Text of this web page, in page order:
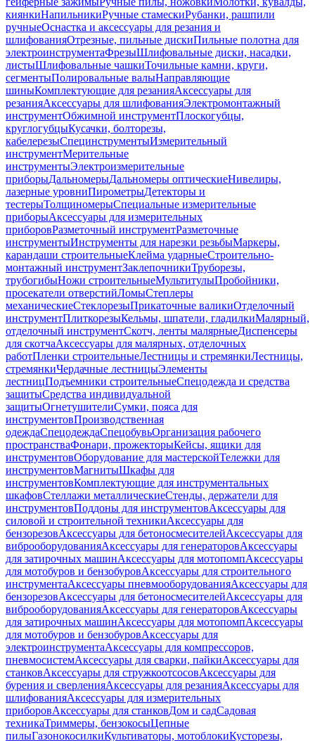
киянкиНапильникиРучные стамескиРубанки, рашпили
ручныеОснастка и аксессуары для резания и
шлифованияОтрезные, пильные дискиПильные полотна для
электроинструментаФрезыШлифовальные диски, насадки,
листыШлифовальные чашкиТочильные камни, круги,
сегментыПолировальные валыНаправляющие
шиныКомплектующие для резанияАксессуары для
резанияАксессуары для шлифованияЭлектромонтажный
инструментОбжимной инструментПлоскогубцы,
круглогубцыКусачки, болторезы,
кабелерезыСпецинструментыИзмерительный
инструментМерительные
инструментыЭлектроизмерительные
приборыДальномерыДальномеры оптическиеНивелиры,
лазерные уровниПирометрыДетекторы и
тестерыТолщиномерыСпециальные измерительные
приборыАксессуары для измерительных
приборовРазметочный инструментРазметочные
инструментыИнструменты для нарезки резьбыМаркеры,
карандаши строительныеКлейма ударныеСтроительно-
монтажный инструментЗаклепочникиТруборезы,
трубогибыНожи строительныеМультитулыПробойники,
просекатели отверстийЛомыСтеплеры
механическиеСтеклорезыПрикаточные валикиОтделочный
инструментПлиткорезыКельмы, шпатели, гладилкиМалярный,
отделочный инструментСкотч, ленты малярныеДиспенсеры
для скотчаАксессуары для малярных, отделочных
работПленки строительныеЛестницы и стремянкиЛестницы,
стремянкиЧердачные лестницыЭлементы
лестницПодъемники строительныеСпецодежда и средства
защитыСредства индивидуальной
защитыОгнетушителиСумки, пояса для
инструментовПроизводственная
одеждаСпецодеждаСпецобувьОрганизация рабочего
пространстваФонари, прожекторыКейсы, ящики для
инструментовОборудование для мастерскойТележки для
инструментовМагнитыШкафы для
инструментовКомплектующие для инструментальных
шкафовСтеллажи металлическиеСтенды, держатели для
инструментовПоддоны для инструментовАксессуары для
силовой и строительной техникиАксессуары для
бензорезовАксессуары для бетоносмесителейАксессуары для
виброоборудованияАксессуары для генераторовАксессуары
для затирочных машинАксессуары для мотопомпАксессуары
для мотобуров и бензобуровАксессуары для строительного
инструментаАксессуары пневмооборудованияАксессуары для
бензорезовАксессуары для бетоносмесителейАксессуары для
виброоборудованияАксессуары для генераторовАксессуары
для затирочных машинАксессуары для мотопомпАксессуары
для мотобуров и бензобуровАксессуары для
электроинструментаАксессуары для компрессоров,
пневмосистемАксессуары для сварки, пайкиАксессуары для
станковАксессуары для стружкоотсосовАксессуары для
бурения и сверленияАксессуары для резанияАксессуары для
шлифованияАксессуары для измерительных
приборовАксессуары для станковДом и садСадовая
техникаТриммеры, бензокосыЦепные
пилыГазонокосилкиКультиваторы, мотоблокиКусторезы,